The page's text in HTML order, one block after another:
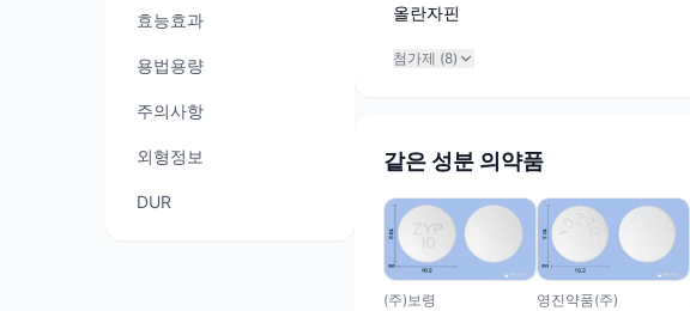
효능효과
용법용량
주의사항
외형정보
DUR
올란자핀
첨가제 (8)
같은 성분 의약품
(주)보령 영진약품(주)